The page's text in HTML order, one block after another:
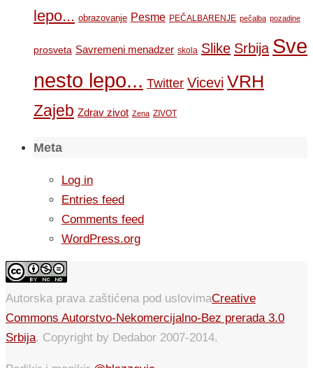
lepo... obrazovanje Pesme PEČALBARENJE pečalba pozadine
prosveta Savremeni menadzer skola Slike Srbija Sve
nesto lepo... Twitter Vicevi VRH
Zajeb Zdrav zivot Zena ZIVOT
Meta
Log in
Entries feed
Comments feed
WordPress.org
Autorska prava zaštićena pod uslovimaCreative
Commons Autorstvo-Nekomercijalno-Bez prerada 3.0
Srbija. Copyright by Dedabor 2007-2014.